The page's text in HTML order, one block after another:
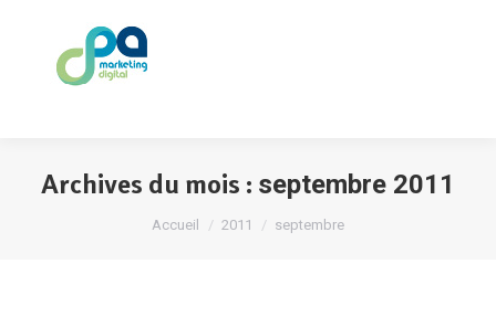
Archives du mois : septembre 2011
Vous êtes ici :
Accueil 2011 septembre